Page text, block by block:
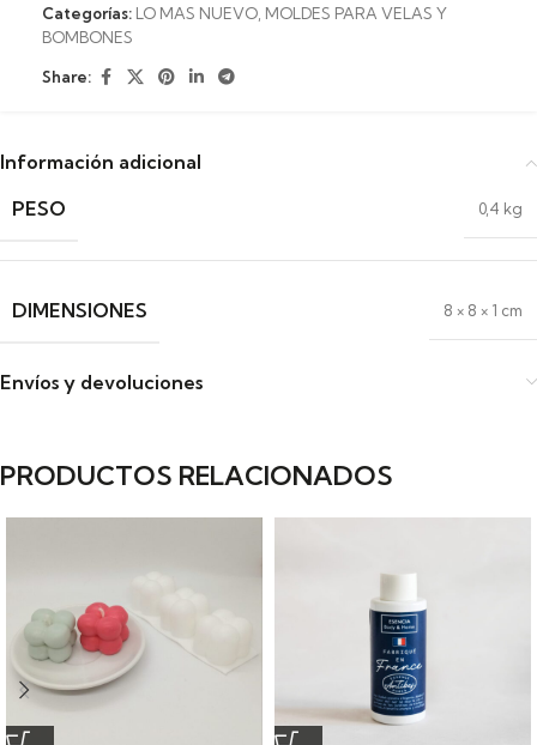
Categorías: LO MAS NUEVO MOLDES PARA VELAS Y
BOMBONES
Share:
Información adicional
PESO
0,4 kg
DIMENSIONES 8 × 8 × 1 cm
Envíos y devoluciones
PRODUCTOS RELACIONADOS